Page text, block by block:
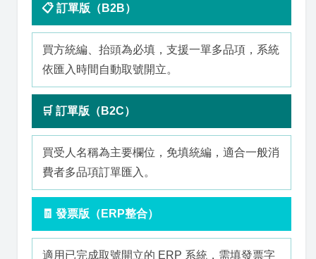
📋 訂單版（B2B）
買方統編、抬頭為必填，支援一單多品項，系統
依匯入時間自動取號開立。
🛒 訂單版（B2C）
買受人名稱為主要欄位，免填統編，適合一般消
費者多品項訂單匯入。
🧾 發票版（ERP整合）
適用已完成取號開立的 ERP 系統，需填發票字